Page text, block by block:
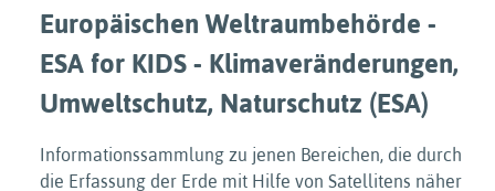
Europäischen Weltraumbehörde -
ESA for KIDS - Klimaveränderungen,
Umweltschutz, Naturschutz (ESA)
Informationssammlung zu jenen Bereichen, die durch
die Erfassung der Erde mit Hilfe von Satellitens näher